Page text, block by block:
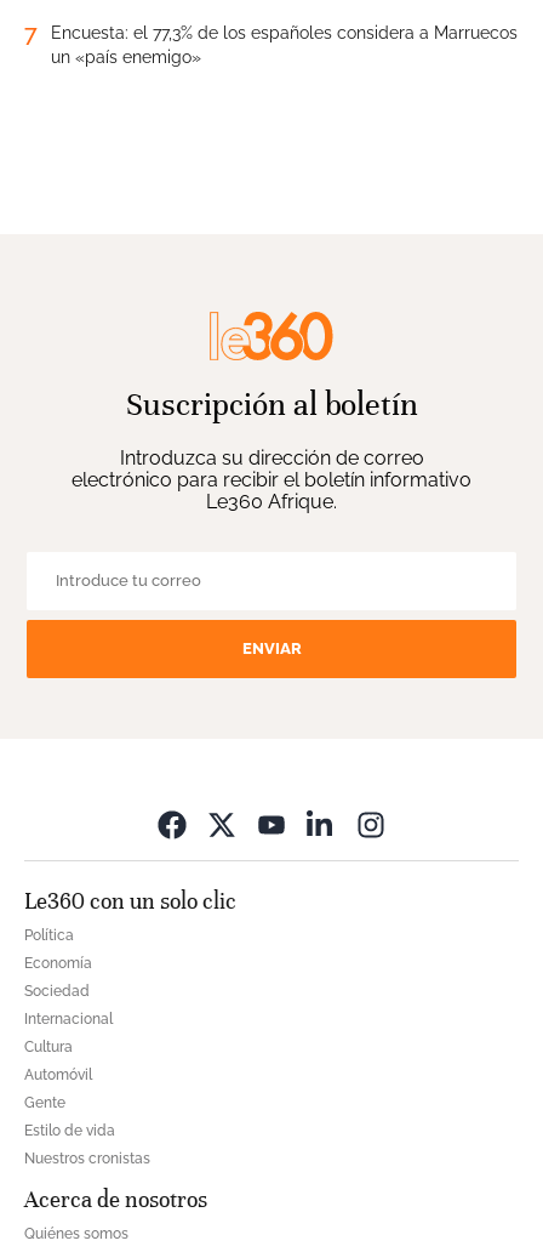
7
Encuesta: el 77,3% de los españoles considera a Marruecos
un «país enemigo»
Suscripción al boletín
Introduzca su dirección de correo
electrónico para recibir el boletín informativo
Le360 Afrique.
ENVIAR
Le360 con un solo clic
Política
Economía
Sociedad
Internacional
Cultura
Automóvil
Gente
Estilo de vida
Nuestros cronistas
Acerca de nosotros
Quiénes somos